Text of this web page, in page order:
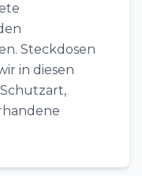
Steckdosen
in diesen